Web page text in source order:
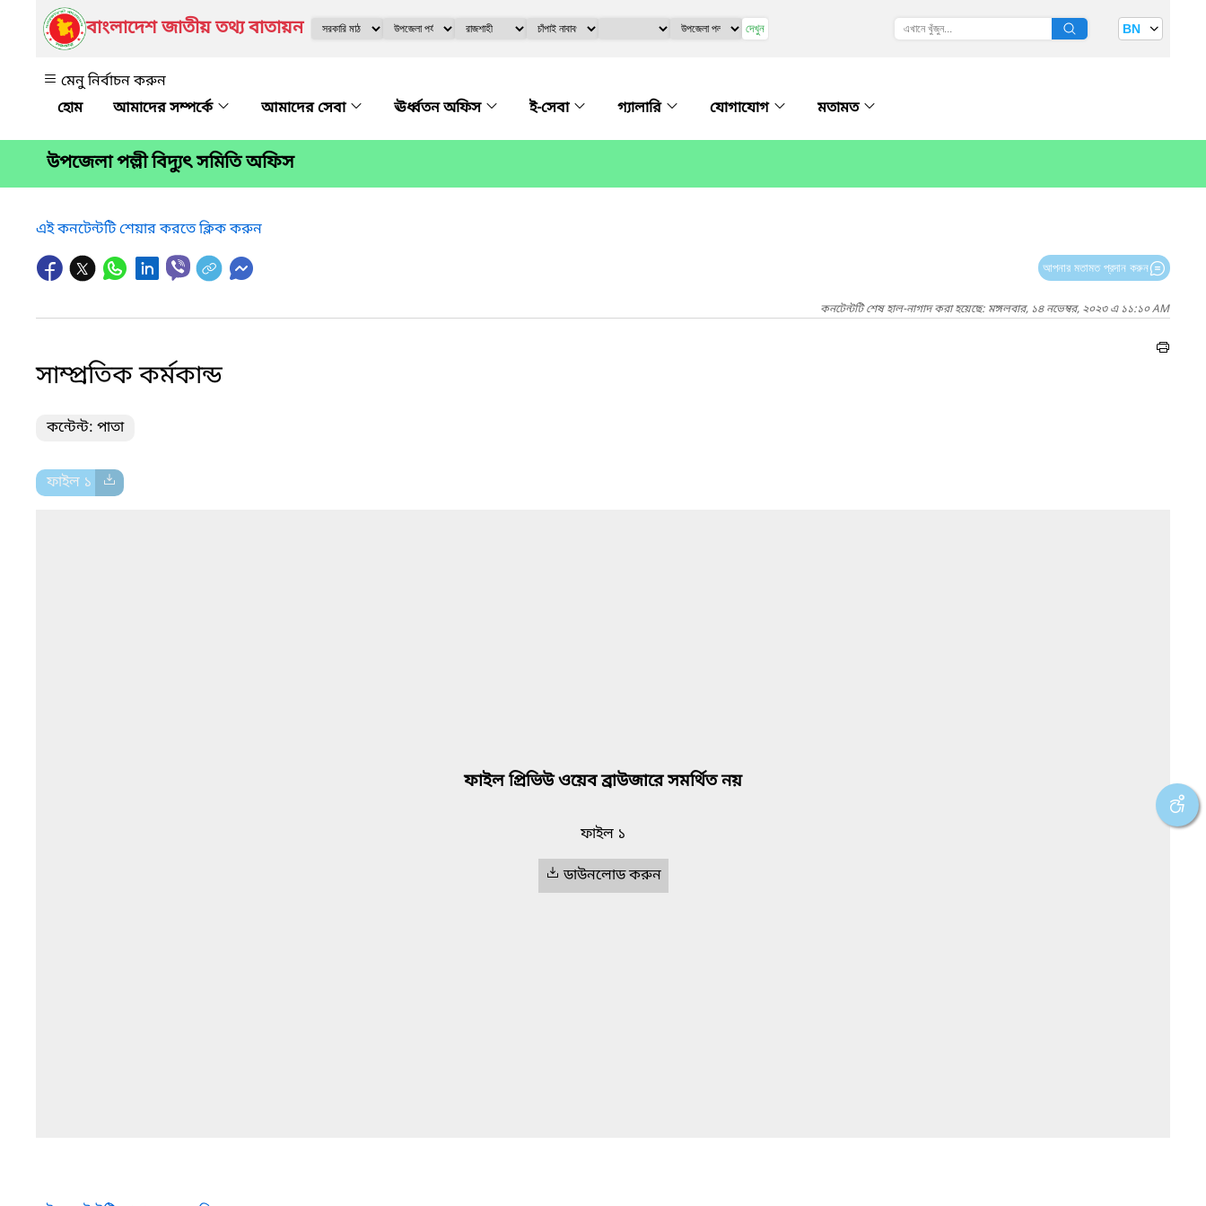
বাংলাদেশ জাতীয় তথ্য বাতায়ন দেখুন BN
মেনু নির্বাচন করুন
আমাদের সম্পর্কে
আমাদের সেবা ঊর্ধ্বতন অফিস ই-সেবা গ্যালারি যোগাযোগ মতামত
উপজেলা পল্লী বিদ্যুৎ সমিতি অফিস
এই কনটেন্টটি শেয়ার করতে ক্লিক করুন
আপনার মতামত প্রদান করুন
কনটেন্টটি শেষ হাল-নাগাদ করা হয়েছে: মঙ্গলবার, ১৪ নভেম্বর, ২০২৩ এ ১১:১০ AM
সাম্প্রতিক কর্মকান্ড
কন্টেন্ট: পাতা
ফাইল ১
ফাইল প্রিভিউ ওয়েব ব্রাউজারে সমর্থিত নয়
ফাইল ১
ডাউনলোড করুন